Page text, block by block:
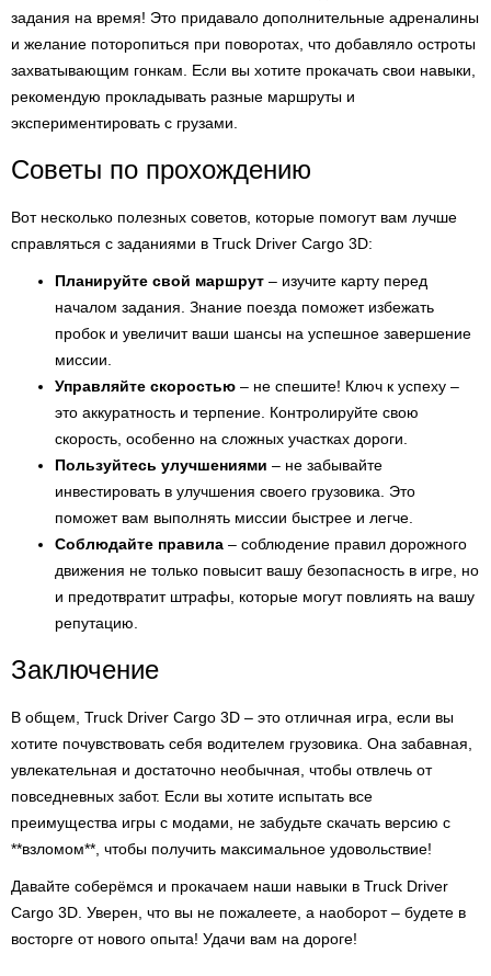
задания на время! Это придавало дополнительные адреналины
и желание поторопиться при поворотах, что добавляло остроты
захватывающим гонкам. Если вы хотите прокачать свои навыки,
рекомендую прокладывать разные маршруты и
экспериментировать с грузами.
Советы по прохождению
Вот несколько полезных советов, которые помогут вам лучше
справляться с заданиями в Truck Driver Cargo 3D:
Планируйте свой маршрут – изучите карту перед
началом задания. Знание поезда поможет избежать
пробок и увеличит ваши шансы на успешное завершение
миссии.
Управляйте скоростью – не спешите! Ключ к успеху –
это аккуратность и терпение. Контролируйте свою
скорость, особенно на сложных участках дороги.
Пользуйтесь улучшениями – не забывайте
инвестировать в улучшения своего грузовика. Это
поможет вам выполнять миссии быстрее и легче.
Соблюдайте правила – соблюдение правил дорожного
движения не только повысит вашу безопасность в игре, но
и предотвратит штрафы, которые могут повлиять на вашу
репутацию.
Заключение
В общем, Truck Driver Cargo 3D – это отличная игра, если вы
хотите почувствовать себя водителем грузовика. Она забавная,
увлекательная и достаточно необычная, чтобы отвлечь от
повседневных забот. Если вы хотите испытать все
преимущества игры с модами, не забудьте скачать версию с
**взломом**, чтобы получить максимальное удовольствие!
Давайте соберёмся и прокачаем наши навыки в Truck Driver
Cargo 3D. Уверен, что вы не пожалеете, а наоборот – будете в
восторге от нового опыта! Удачи вам на дороге!